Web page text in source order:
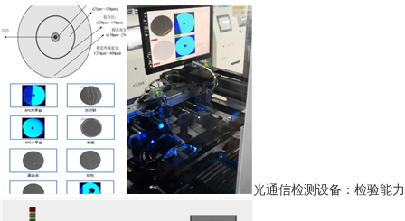
光通信检测设备：检验能力